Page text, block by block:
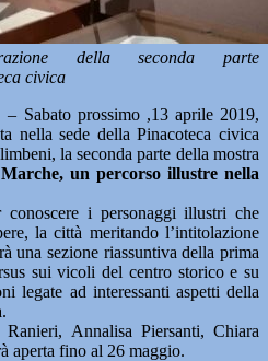
della seconda parte
civica
Sabato prossimo ,13 aprile 2019,
nella sede della Pinacoteca civica
la seconda parte della mostra
un percorso illustre nella
conoscere i personaggi illustri che
la città meritando l’intitolazione
una sezione riassuntiva della prima
sui vicoli del centro storico e su
legate ad interessanti aspetti della
Annalisa Piersanti, Chiara
aperta fino al 26 maggio.